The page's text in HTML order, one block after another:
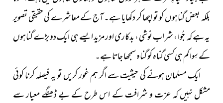
بلکہ بعض گناہوں کو تو اچھا کر دکھایا ہے۔ آج کے معاشرے کی حقیقی تصویر
یہ ہے کہ جُوا ، شراب نوشی ، بدکاری اور مزید ایسے ہی ایک دو بڑے گناہوں
کے سِوا کم ہی کسی گناہ کو گناہ سمجھا جاتا ہے۔
ایک مسلمان ہونے کی حیثیت سے اگر ہم غور کریں تو یہ فیصلہ کرنا کوئی
مشکل نہیں کہ عزت و شرافت کے اس طرح کے بے ڈھنگے معیار سے